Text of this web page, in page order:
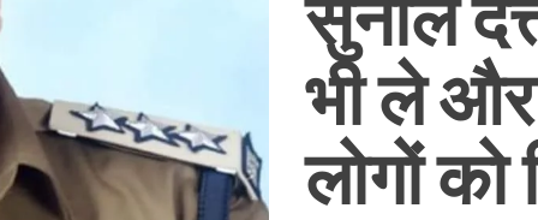
भी ले
लोगों